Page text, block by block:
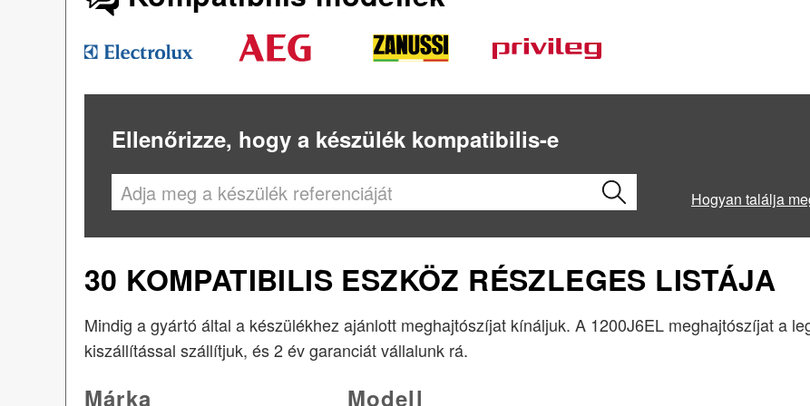
Ellenőrizze, hogy a készülék kompatibilis-e
Hogyan találja
30 KOMPATIBILIS ESZKÖZ RÉSZLEGES LISTÁJA
Mindig a gyártó által a készülékhez ajánlott meghajtószíjat kínáljuk. A 1200J6EL meghajtószíjat a
kiszállítással szállítjuk, és 2 év garanciát vállalunk rá.
Márka Modell